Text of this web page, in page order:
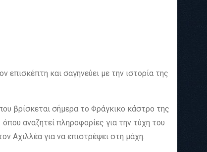
και σαγηνεύει με την ιστορία της
βρίσκεται σήμερα το Φράγκικο κάστρο της
αναζητεί πληροφορίες για την τύχη του
Αχιλλέα για να επιστρέψει στη μάχη.